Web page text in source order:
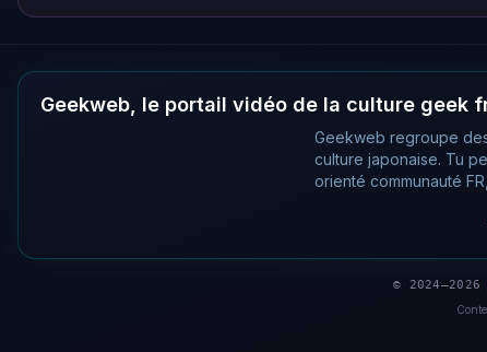
Geekweb, le portail vidéo de la culture geek
Geekweb regroupe
culture japonaise. Tu
orienté communauté
©